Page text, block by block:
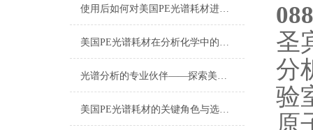
使用后如何对美国PE光谱耗材进行正确的清洁和保养？
美国PE光谱耗材在分析化学中的多样化应用与技术进展
光谱分析的专业伙伴——探索美国PE光谱耗材的世界
美国PE光谱耗材的关键角色与选择指南
圣
分
验
原